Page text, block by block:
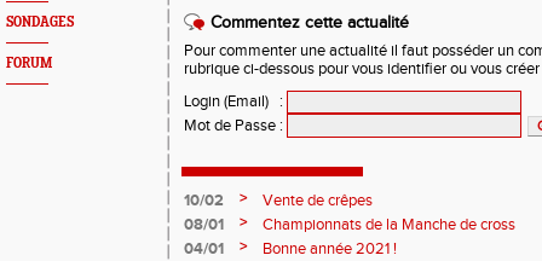
SONDAGES
FORUM
Commentez cette actualité
Pour commenter une actualité il faut posséder un
rubrique ci-dessous pour vous identifier ou vous
Login (Email)
:
Mot de Passe :
10/02 >
Vente de crêpes
08/01
>
Championnats de la Manche de cross
04/01
>
Bonne année 2021 !